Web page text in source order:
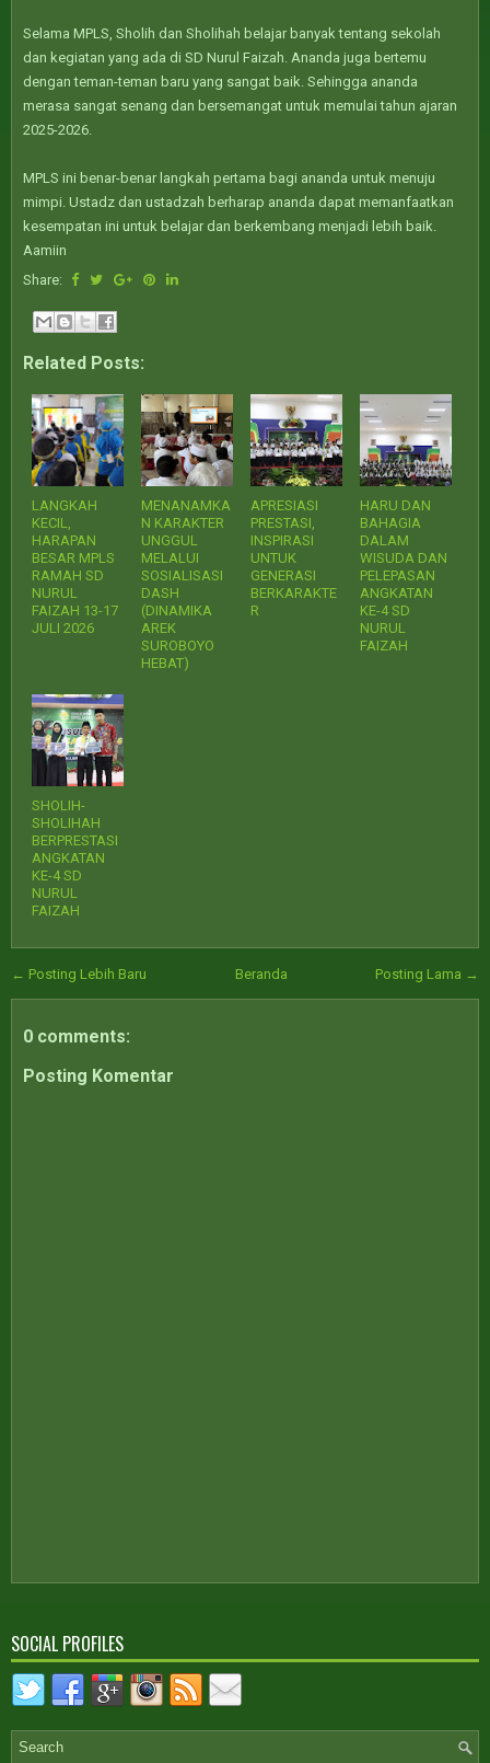
Selama MPLS, Sholih dan Sholihah belajar banyak tentang sekolah
dan kegiatan yang ada di SD Nurul Faizah. Ananda juga bertemu
dengan teman-teman baru yang sangat baik. Sehingga ananda
merasa sangat senang dan bersemangat untuk memulai tahun ajaran
2025-2026.
MPLS ini benar-benar langkah pertama bagi ananda untuk menuju
mimpi. Ustadz dan ustadzah berharap ananda dapat memanfaatkan
kesempatan ini untuk belajar dan berkembang menjadi lebih baik.
Aamiin
Share:
Related Posts:
LANGKAH
KECIL,
HARAPAN
BESAR MPLS
RAMAH SD
NURUL
FAIZAH 13-17
JULI 2026
MENANAMKA
N KARAKTER
UNGGUL
MELALUI
SOSIALISASI
DASH
(DINAMIKA
AREK
SUROBOYO
HEBAT)
APRESIASI
PRESTASI,
INSPIRASI
UNTUK
GENERASI
BERKARAKTE
R
HARU DAN
BAHAGIA
DALAM
WISUDA DAN
PELEPASAN
ANGKATAN
KE-4 SD
NURUL
FAIZAH
SHOLIH-
SHOLIHAH
BERPRESTASI
ANGKATAN
KE-4 SD
NURUL
FAIZAH
← Posting Lebih Baru Posting Lama →
Beranda
0 comments:
Posting Komentar
SOCIAL PROFILES